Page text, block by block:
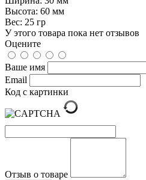
Высота: 60 мм
Вес: 25 гр
У этого товара пока нет отзывов
Оцените
Ваше имя
Email
Код с картинки
Отзыв о товаре